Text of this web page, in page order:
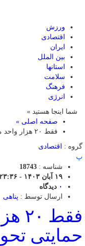
ورزش
اقتصادی
ایران
بین الملل
استانها
سلامت
فرهنگ
انرژی
شما اینجا هستید »
صفحه اصلی »
فقط ۲۰ هزار واحد مسکونی حمایتی تحویل شده است
گروه :
اقتصادی
پ
شناسه : 18743
۱۹ آبان ۱۴۰۳ - ۲۳:۳۶
۰ دیدگاه
ارسال توسط : پناهی
حمایتی